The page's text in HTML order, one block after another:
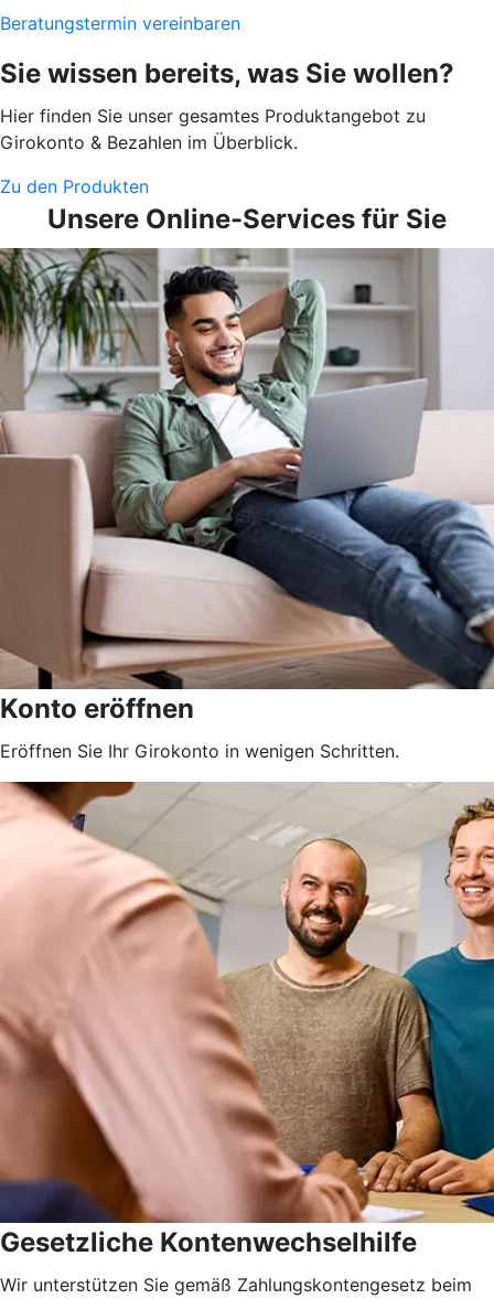
Beratungstermin vereinbaren
Sie wissen bereits, was Sie wollen?
Hier finden Sie unser gesamtes Produktangebot zu
Girokonto & Bezahlen im Überblick.
Zu den Produkten
Unsere Online-Services für Sie
Konto eröffnen
Eröffnen Sie Ihr Girokonto in wenigen Schritten.
Gesetzliche Kontenwechselhilfe
Wir unterstützen Sie gemäß Zahlungskontengesetz beim